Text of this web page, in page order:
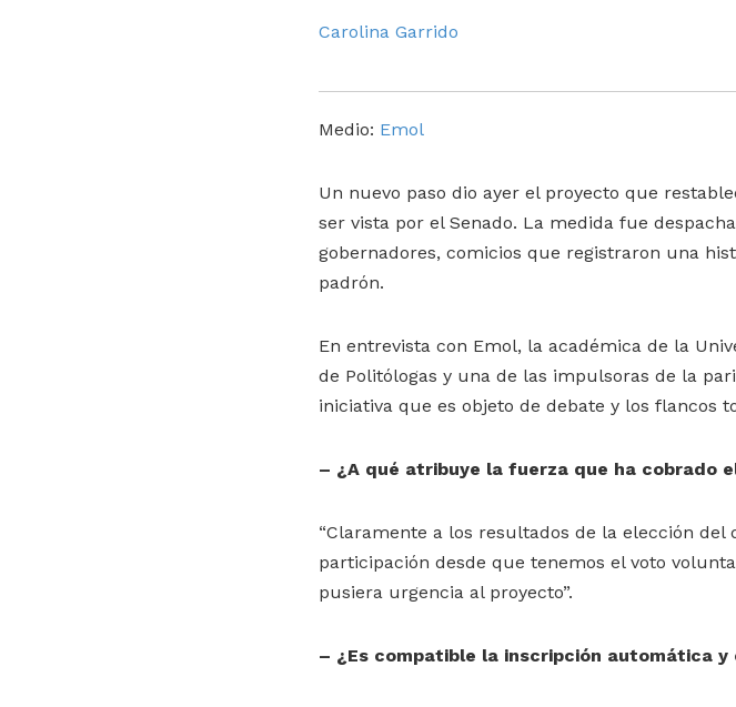
Carolina Garrido
Medio: Emol
Un nuevo paso dio ayer el proyecto que
ser vista por el Senado. La medida fue
gobernadores, comicios que registraron una
padrón.
En entrevista con Emol, la académica de la
de Politólogas y una de las impulsoras de la
iniciativa que es objeto de debate y los flancos
– ¿A qué atribuye la fuerza que ha cobrado
“Claramente a los resultados de la elección
participación desde que tenemos el voto
pusiera urgencia al proyecto”.
– ¿Es compatible la inscripción automática